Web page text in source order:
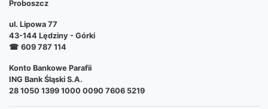
Proboszcz
ul. Lipowa 77
43-144 Lędziny - Górki
☎ 609 787 114
Konto Bankowe Parafii
ING Bank Śląski S.A.
28 1050 1399 1000 0090 7606 5219